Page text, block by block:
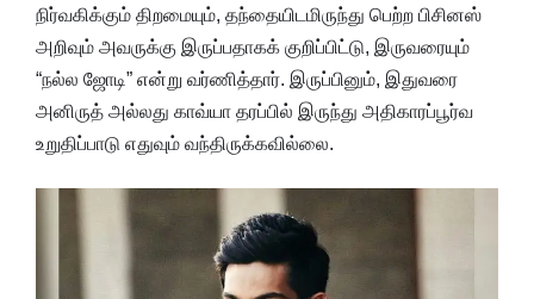
நிர்வகிக்கும் திறமையும், தந்தையிடமிருந்து பெற்ற பிசினஸ்
அறிவும் அவருக்கு இருப்பதாகக் குறிப்பிட்டு, இருவரையும்
“நல்ல ஜோடி” என்று வர்ணித்தார். இருப்பினும், இதுவரை
அனிருத் அல்லது காவ்யா தரப்பில் இருந்து அதிகாரப்பூர்வ
உறுதிப்பாடு எதுவும் வந்திருக்கவில்லை.